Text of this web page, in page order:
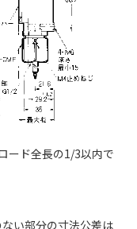
ード全長の1/3以内で
い部分の寸法公差は